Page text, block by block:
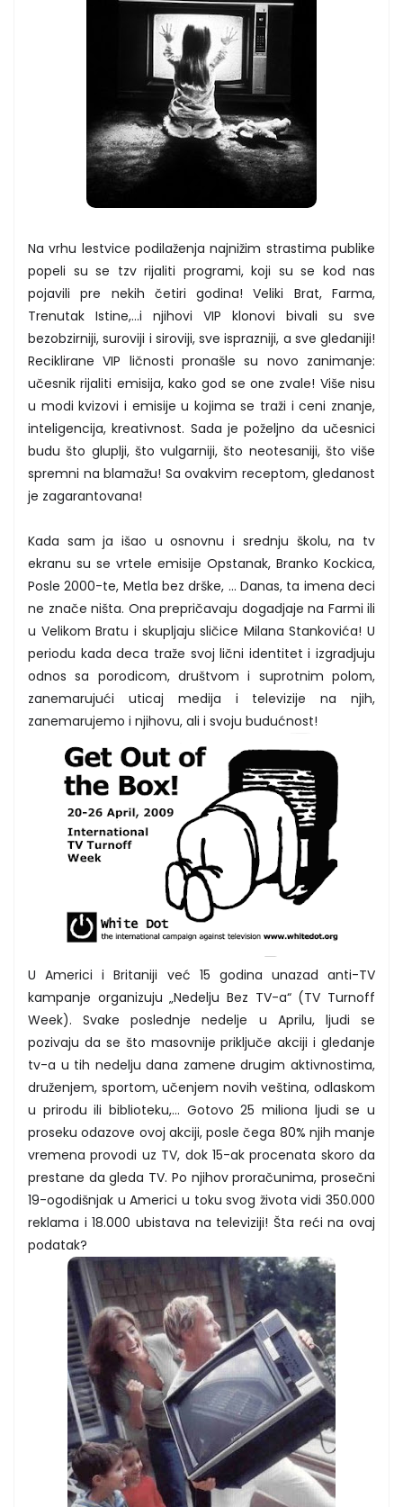
Na vrhu lestvice podilaženja najnižim strastima publike
popeli su se tzv rijaliti programi, koji su se kod nas
pojavili pre nekih četiri godina! Veliki Brat, Farma,
Trenutak Istine,...i njihovi VIP klonovi bivali su sve
bezobzirniji, suroviji i siroviji, sve isprazniji, a sve gledaniji!
Reciklirane VIP ličnosti pronašle su novo zanimanje:
učesnik rijaliti emisija, kako god se one zvale! Više nisu
u modi kvizovi i emisije u kojima se traži i ceni znanje,
inteligencija, kreativnost. Sada je poželjno da učesnici
budu što gluplji, što vulgarniji, što neotesaniji, što više
spremni na blamažu! Sa ovakvim receptom, gledanost
je zagarantovana!
Kada sam ja išao u osnovnu i srednju školu, na tv
ekranu su se vrtele emisije Opstanak, Branko Kockica,
Posle 2000-te, Metla bez drške, ... Danas, ta imena deci
ne znače ništa. Ona prepričavaju dogadjaje na Farmi ili
u Velikom Bratu i skupljaju sličice Milana Stankovića! U
periodu kada deca traže svoj lični identitet i izgradjuju
odnos sa porodicom, društvom i suprotnim polom,
zanemarujući uticaj medija i televizije na njih,
zanemarujemo i njihovu, ali i svoju budućnost!
U Americi i Britaniji već 15 godina unazad anti-TV
kampanje organizuju „Nedelju Bez TV-a“ (TV Turnoff
Week). Svake poslednje nedelje u Aprilu, ljudi se
pozivaju da se što masovnije priključe akciji i gledanje
tv-a u tih nedelju dana zamene drugim aktivnostima,
druženjem, sportom, učenjem novih veština, odlaskom
u prirodu ili biblioteku,... Gotovo 25 miliona ljudi se u
proseku odazove ovoj akciji, posle čega 80% njih manje
vremena provodi uz TV, dok 15-ak procenata skoro da
prestane da gleda TV. Po njihov proračunima, prosečni
19-ogodišnjak u Americi u toku svog života vidi 350.000
reklama i 18.000 ubistava na televiziji! Šta reći na ovaj
podatak?